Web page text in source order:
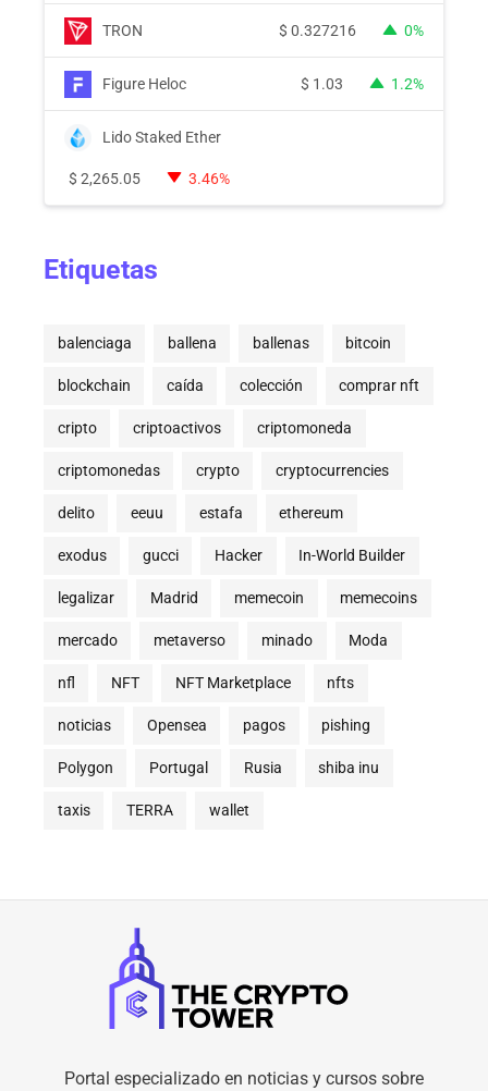
TRON $ 0.327216 0%
Figure Heloc $ 1.03 1.2%
Lido Staked Ether
$ 2,265.05 3.46%
Etiquetas
balenciaga ballena ballenas bitcoin
blockchain caída colección comprar nft
cripto criptoactivos criptomoneda
criptomonedas crypto cryptocurrencies
delito eeuu estafa ethereum
exodus gucci Hacker In-World Builder
legalizar Madrid memecoin memecoins
mercado metaverso minado Moda
nfl NFT NFT Marketplace nfts
noticias Opensea pagos pishing
Polygon Portugal Rusia shiba inu
taxis TERRA wallet
Portal especializado en noticias y cursos sobre